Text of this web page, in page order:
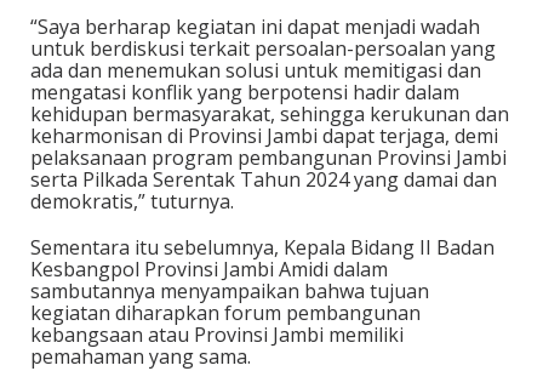
“Saya berharap kegiatan ini dapat menjadi wadah
untuk berdiskusi terkait persoalan-persoalan yang
ada dan menemukan solusi untuk memitigasi dan
mengatasi konflik yang berpotensi hadir dalam
kehidupan bermasyarakat, sehingga kerukunan dan
keharmonisan di Provinsi Jambi dapat terjaga, demi
pelaksanaan program pembangunan Provinsi Jambi
serta Pilkada Serentak Tahun 2024 yang damai dan
demokratis,” tuturnya.
Sementara itu sebelumnya, Kepala Bidang II Badan
Kesbangpol Provinsi Jambi Amidi dalam
sambutannya menyampaikan bahwa tujuan
kegiatan diharapkan forum pembangunan
kebangsaan atau Provinsi Jambi memiliki
pemahaman yang sama.